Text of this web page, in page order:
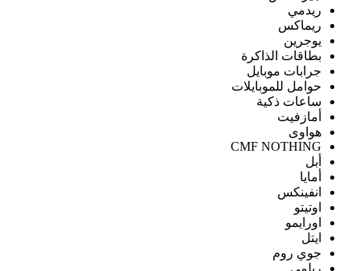
ريدمي
ريماكس
يوجرين
بطاقات الذاكرة
جرابات موبايل
حوامل للموبايلات
ساعات ذكية
أمازفيت
هواوى
CMF NOTHING
أبل
أمايا
انفينكس
اوتيتو
اورايمو
ايتل
جوي روم